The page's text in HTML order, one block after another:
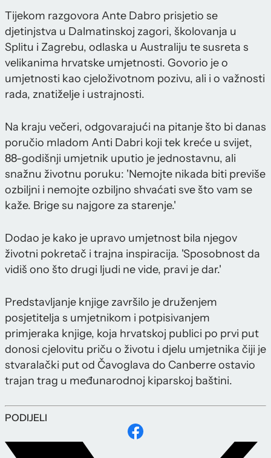
Tijekom razgovora Ante Dabro prisjetio se
djetinjstva u Dalmatinskoj zagori, školovanja u
Splitu i Zagrebu, odlaska u Australiju te susreta s
velikanima hrvatske umjetnosti. Govorio je o
umjetnosti kao cjeloživotnom pozivu, ali i o važnosti
rada, znatiželje i ustrajnosti.
Na kraju večeri, odgovarajući na pitanje što bi danas
poručio mladom Anti Dabri koji tek kreće u svijet,
88-godišnji umjetnik uputio je jednostavnu, ali
snažnu životnu poruku: 'Nemojte nikada biti previše
ozbiljni i nemojte ozbiljno shvaćati sve što vam se
kaže. Brige su najgore za starenje.'
Dodao je kako je upravo umjetnost bila njegov
životni pokretač i trajna inspiracija. 'Sposobnost da
vidiš ono što drugi ljudi ne vide, pravi je dar.'
Predstavljanje knjige završilo je druženjem
posjetitelja s umjetnikom i potpisivanjem
primjeraka knjige, koja hrvatskoj publici po prvi put
donosi cjelovitu priču o životu i djelu umjetnika čiji je
stvaralački put od Čavoglava do Canberre ostavio
trajan trag u međunarodnoj kiparskoj baštini.
PODIJELI